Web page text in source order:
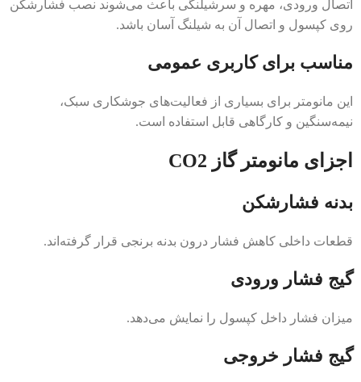
اتصال ورودی، مهره و سرشیلنگی باعث می‌شوند نصب فشارشکن
روی کپسول و اتصال آن به شیلنگ آسان باشد.
مناسب برای کاربری عمومی
این مانومتر برای بسیاری از فعالیت‌های جوشکاری سبک،
نیمه‌سنگین و کارگاهی قابل استفاده است.
اجزای مانومتر گاز CO2
بدنه فشارشکن
قطعات داخلی کاهش فشار درون بدنه برنجی قرار گرفته‌اند.
گیج فشار ورودی
میزان فشار داخل کپسول را نمایش می‌دهد.
گیج فشار خروجی